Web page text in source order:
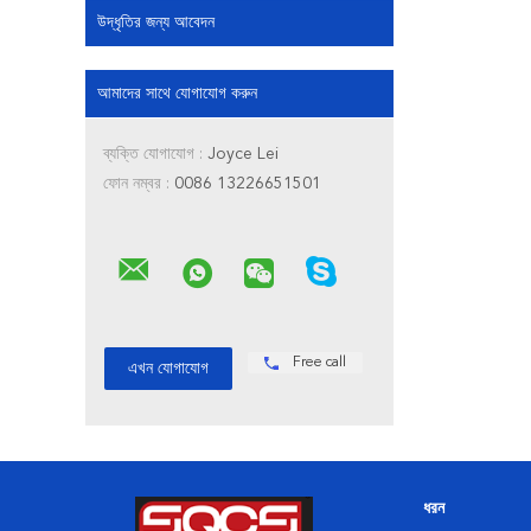
উদ্ধৃতির জন্য আবেদন
আমাদের সাথে যোগাযোগ করুন
ব্যক্তি যোগাযোগ : Joyce Lei
ফোন নম্বর : 0086 13226651501
Free call
ধরন